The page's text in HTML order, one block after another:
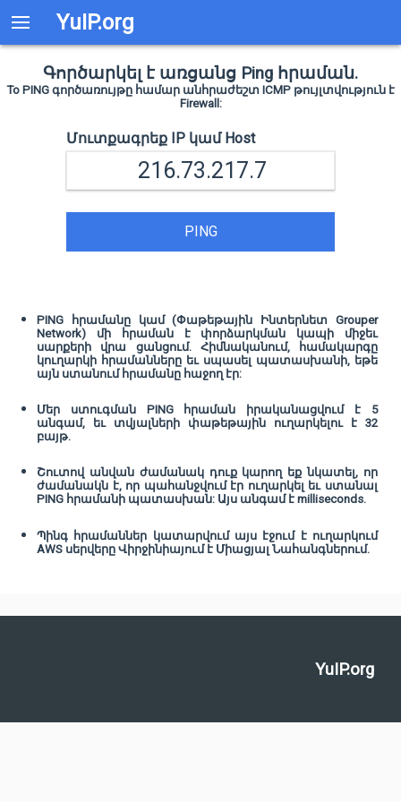
YuIP.org
Գործարկել է առցանց Ping հրաման.
To PING գործառույթը համար անհրաժեշտ ICMP թույլտվություն է
Firewall:
Մուտքագրեք IP կամ Host
PING
PING հրամանը կամ (Փաթեթային Ինտերնետ Grouper
Network) մի հրաման է փորձարկման կապի միջեւ
սարքերի վրա ցանցում. Հիմնականում, համակարգը
կուղարկի հրամանները եւ սպասել պատասխանի, եթե
այն ստանում հրամանը հաջող էր:
Մեր ստուգման PING հրաման իրականացվում է 5
անգամ, եւ տվյալների փաթեթային ուղարկելու է 32
բայթ.
Շուտով անվան ժամանակ դուք կարող եք նկատել, որ
ժամանակն է, որ պահանջվում էր ուղարկել եւ ստանալ
PING հրամանի պատասխան: Այս անգամ է milliseconds.
Պինգ հրամաններ կատարվում այս էջում է ուղարկում
AWS սերվերը Վիրջինիայում է Միացյալ Նահանգներում.
YuIP.org